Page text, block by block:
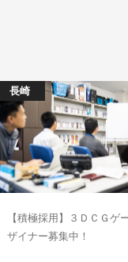
長崎
【積極採用】３ＤＣＧゲ
ザイナー募集中！